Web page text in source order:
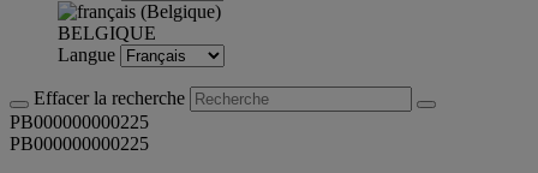
BELGIQUE
Langue
Effacer la recherche
PB000000000225
PB000000000225